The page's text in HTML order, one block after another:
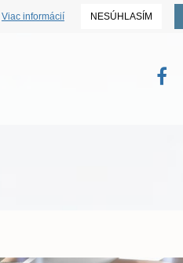
Viac informácií NESÚHLASÍM